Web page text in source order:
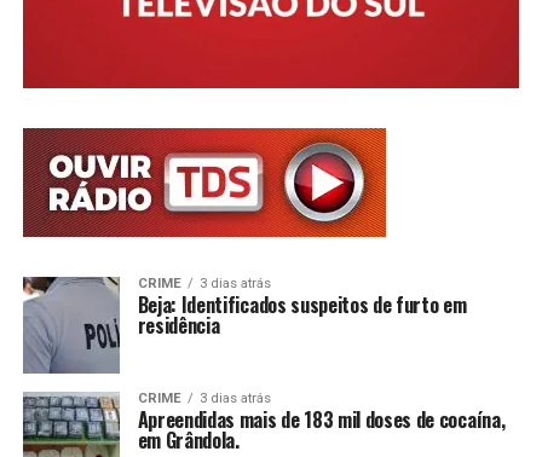
CRIME 3 dias atrás
Beja: Identificados suspeitos de furto em
residência
CRIME 3 dias atrás
Apreendidas mais de 183 mil doses de cocaína,
em Grândola.